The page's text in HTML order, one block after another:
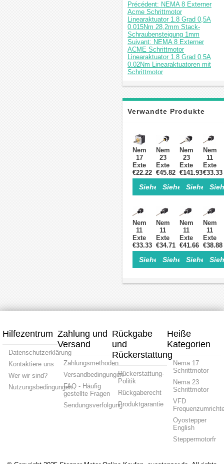
Précédent: NEMA 8 Externer
Acme Schrittmotor
Linearaktuator 1.8 Grad 0,5A
0.015Nm 28,2mm Stack-
Schraubensteigung 1mm
Suivant: NEMA 8 Externer
ACME Schrittmotor
Linearaktuator 1.8 Grad 0,5A
0.02Nm Linearaktuatoren mit
Schrittmotor
Verwandte Produkte
Nema
17
Externer
Linear
Schrittmotor
34
mm
0,4
Leitung
8
mm
Länge
32
mm
für
3D
€22.22
Siehe Einzelheiten>
Nema
23
Externer
Linear
Schrittmotor
56
mm
3 A
Leitung
8
mm
Länge
150
mm
Bipolar
1.3Nm
Schrittmotor
€45.82
Siehe
Nema
23
Externer
Schrittmotor
Linearaktuator
66mm
Stapel
Führen
10.16mm/0.4"
Länge
250mm
€141.93
Siehe
Nema
11
1.8
Grad
2.4V
34mm
Stapel
0.75A
Länge
€33.33
Nema
11
Externer
Schrittmotor
Linearaktuator
34mm
Stapel
Führen
€33.33
Siehe Einzelheiten>
Nema
11
Externer
Schrittmotor
Linearaktuator
45mm
Stapel
Führen
€34.71
Siehe
Nema
11
Externer
Schrittmotor
Linearaktuator
51mm
Stapel
Führen
€41.66
Siehe
Nema
11
51mm
Stapel
€38.88
Hilfezentrum
Datenschutzerklärung
Kontaktiere uns
Wer wir sind?
Nutzungsbedingungen
Zahlung und
Versand
Zahlungsmethoden
Versandbedingungen
FAQ - Häufig
gestellte Fragen
Sendungsverfolgung
Rückgabe
und
Rückerstattung
Rückerstattung-
Politik
Rückgaberecht
Produktgarantie
Heiße
Kategorien
Nema 17
Schrittmotor
Nema 23
Schrittmotor
VFD
Oyostepper
English
Steppermotorfr